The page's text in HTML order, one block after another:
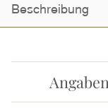
Beschreibung